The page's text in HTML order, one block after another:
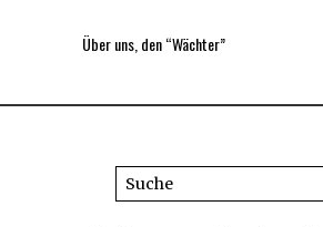
Über uns, den “Wächter”